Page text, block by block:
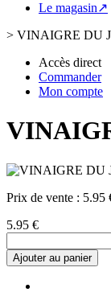
Le magasin↗
> VINAIGRE DU
Accès direct
Commander
Mon compte
Prix de vente : 5.95
5.95 €
Ajouter au panier